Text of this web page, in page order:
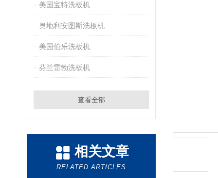
美国宝特洗板机
奥地利安图斯洗板机
美国伯乐洗板机
芬兰雷勃洗板机
查看全部
相关文章
RELATED ARTICLES